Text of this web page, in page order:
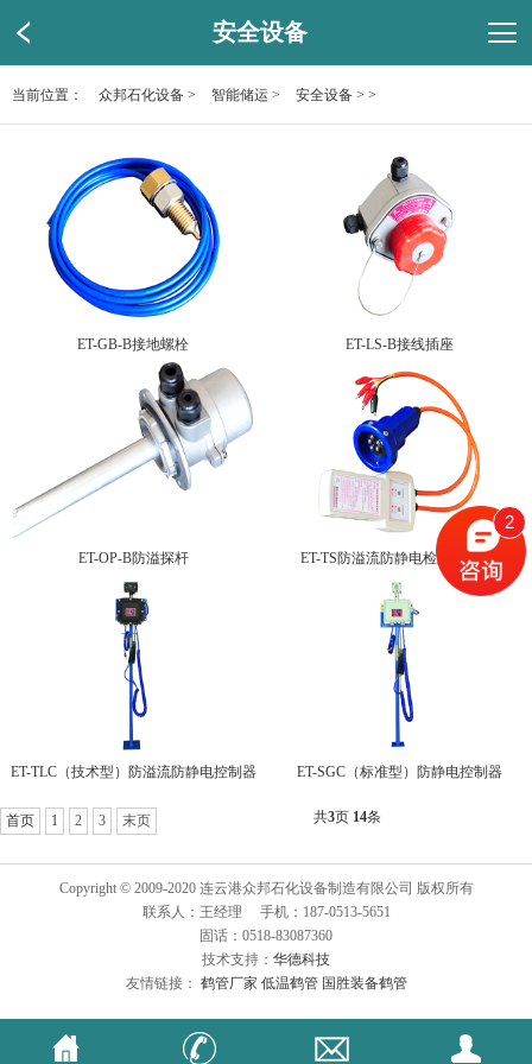
安全设备
当前位置： 众邦石化设备 > 智能储运 > 安全设备 > >
ET-GB-B接地螺栓 ET-LS-B接线插座
ET-OP-B防溢探杆 ET-TS防溢流防静电检测仪-双模
ET-TLC（技术型）防溢流防静电控制器 ET-SGC（标准型）防静电控制器
首页 1 2 3 末页 共3页 14条
Copyright © 2009-2020 连云港众邦石化设备制造有限公司 版权所有
联系人：王经理 手机：187-0513-5651
固话：0518-83087360
技术支持： 华德科技
友情链接： 鹤管厂家 低温鹤管 国胜装备鹤管
2